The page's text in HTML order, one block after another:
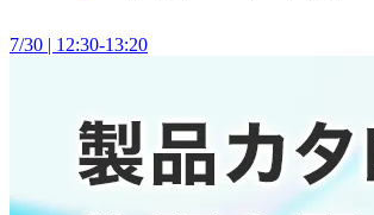
7/30 | 12:30-13:20